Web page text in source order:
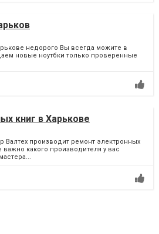
недорого Вы всегда можите в
новые ноутбки только проверенные
книг в Харькове
Валтех производит ремонт электронных
важно какого производителя у вас